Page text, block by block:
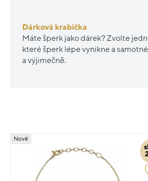
Dárková krabička
Máte šperk jako dárek? Zvolte
které šperk lépe vynikne a
a výjimečně.
Nové